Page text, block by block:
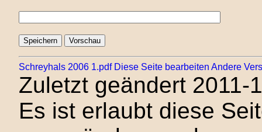
Schreyhals 2006 1.pdf Diese Seite bearbeiten Andere
Zuletzt geändert
Es ist erlaubt diese